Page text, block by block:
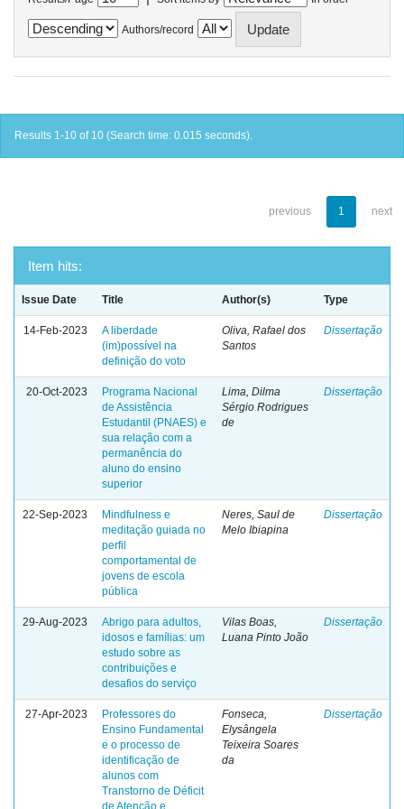
Authors/record
Results 1-10 of 10 (Search time: 0.015 seconds).
previous 1 next
Item hits:
Issue Date Title Author(s) Type
14-Feb-2023
A liberdade
(im)possível na
definição do voto
Oliva, Rafael dos
Santos
Dissertação
20-Oct-2023
Programa Nacional
de Assistência
Estudantil (PNAES) e
sua relação com a
permanência do
aluno do ensino
superior
Lima, Dilma
Sérgio Rodrigues
de
Dissertação
22-Sep-2023
Mindfulness e
meditação guiada no
perfil
comportamental de
jovens de escola
pública
Neres, Saul de
Melo Ibiapina
Dissertação
29-Aug-2023
Abrigo para adultos,
idosos e famílias: um
estudo sobre as
contribuições e
desafios do serviço
Vilas Boas,
Luana Pinto João
Dissertação
27-Apr-2023
Professores do
Ensino Fundamental
e o processo de
identificação de
alunos com
Transtorno de Déficit
Fonseca,
Elysângela
Teixeira Soares
da
Dissertação